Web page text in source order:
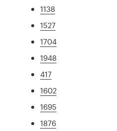
1138
1527
1704
1948
417
1602
1695
1876